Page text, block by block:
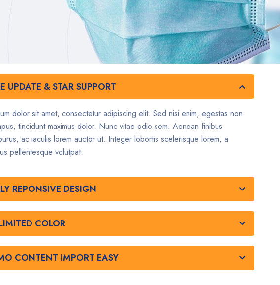
UPDATE & STAR SUPPORT
dolor sit amet, consectetur adipiscing elit. Sed nisi enim, egestas non
tincidunt maximus dolor. Nunc vitae odio sem. Aenean finibus
ac iaculis lorem auctor ut. Integer lobortis scelerisque lorem, a
pellentesque volutpat.
REPONSIVE DESIGN
COLOR
CONTENT IMPORT EASY